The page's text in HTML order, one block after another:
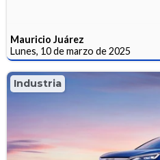
Mauricio Juárez
Lunes, 10 de marzo de 2025
Industria